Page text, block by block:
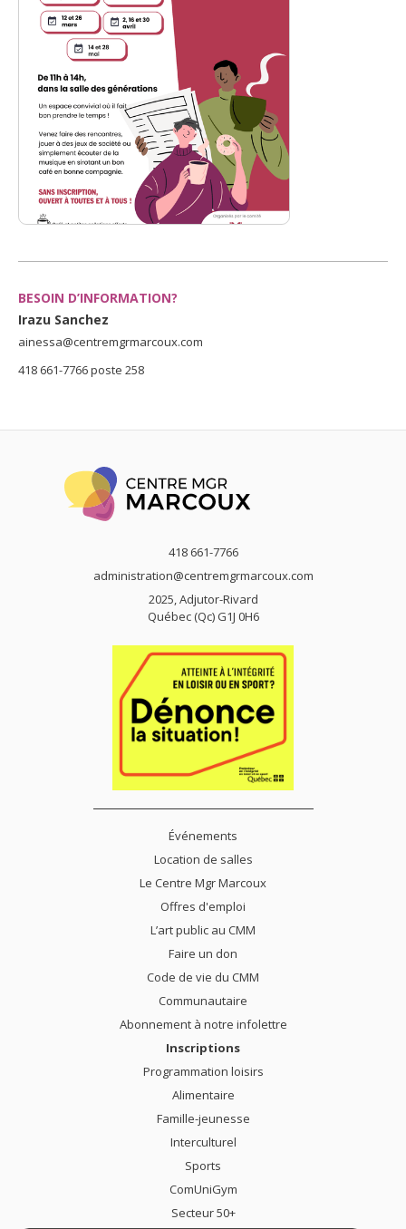
BESOIN D’INFORMATION?
Irazu Sanchez
ainessa@centremgrmarcoux.com
418 661-7766 poste 258
418 661-7766
administration@centremgrmarcoux.com
2025, Adjutor-Rivard
Québec (Qc) G1J 0H6
Événements
Location de salles
Le Centre Mgr Marcoux
Offres d'emploi
L’art public au CMM
Faire un don
Code de vie du CMM
Communautaire
Abonnement à notre infolettre
Inscriptions
Programmation loisirs
Alimentaire
Famille-jeunesse
Interculturel
Sports
ComUniGym
Secteur 50+